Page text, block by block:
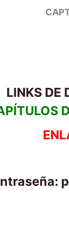
LINKS DE